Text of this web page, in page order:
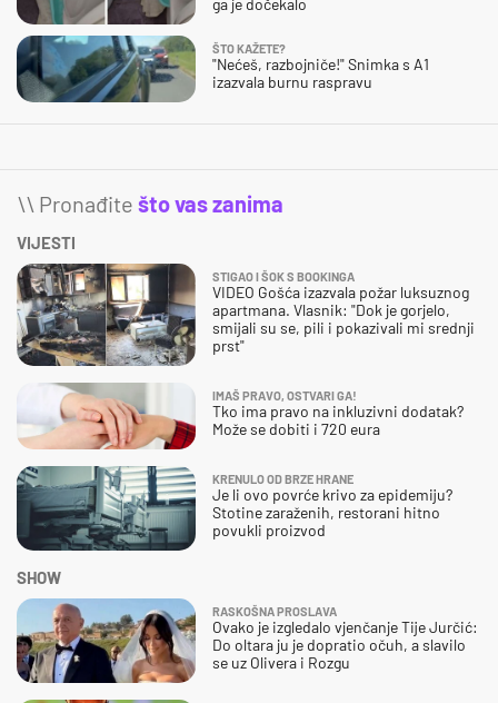
ŠTO KAŽETE?
"Nećeš, razbojniče!" Snimka s A1
izazvala burnu raspravu
\\ Pronađite što vas zanima
VIJESTI
STIGAO I ŠOK S BOOKINGA
VIDEO Gošća izazvala požar luksuznog
apartmana. Vlasnik: "Dok je gorjelo,
smijali su se, pili i pokazivali mi srednji
prst"
IMAŠ PRAVO, OSTVARI GA!
Tko ima pravo na inkluzivni dodatak?
Može se dobiti i 720 eura
KRENULO OD BRZE HRANE
Je li ovo povrće krivo za epidemiju?
Stotine zaraženih, restorani hitno
povukli proizvod
SHOW
RASKOŠNA PROSLAVA
Ovako je izgledalo vjenčanje Tije Jurčić:
Do oltara ju je dopratio očuh, a slavilo
se uz Olivera i Rozgu